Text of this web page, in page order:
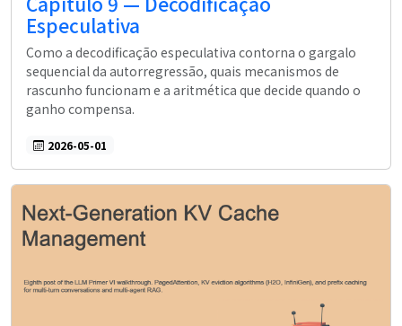
Especulativa
Como a decodificação especulativa contorna o gargalo
sequencial da autorregressão, quais mecanismos de
rascunho funcionam e a aritmética que decide quando o
ganho compensa.
2026-05-01